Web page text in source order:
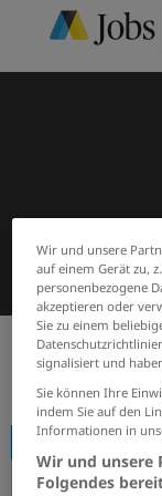
Start
Wir und unsere
auf einem Gerät zu,
personenbezogene
akzeptieren oder
Sie zu einem
signalisiert und
Sie können Ihre
indem Sie auf den
Informationen in
Wir und unsere
Folgendes